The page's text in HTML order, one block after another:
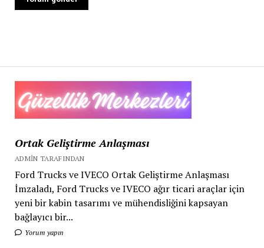
Ortak Geliştirme Anlaşması
ADMIN TARAFINDAN
Ford Trucks ve IVECO Ortak Geliştirme Anlaşması
İmzaladı, Ford Trucks ve IVECO ağır ticari araçlar için
yeni bir kabin tasarımı ve mühendisliğini kapsayan
bağlayıcı bir...
Yorum yapın